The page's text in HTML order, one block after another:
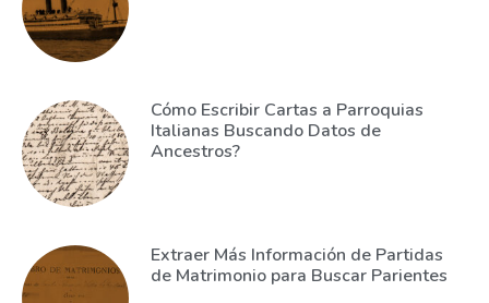
Cómo Escribir Cartas a Parroquias
Italianas Buscando Datos de
Ancestros?
Extraer Más Información de Partidas
de Matrimonio para Buscar Parientes